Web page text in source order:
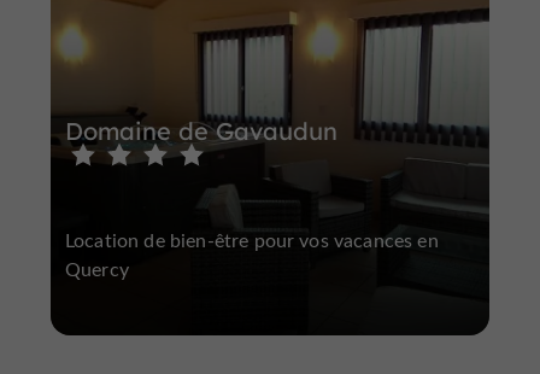
Domaine de Gavaudun
Location de bien-être pour vos vacances en
Quercy